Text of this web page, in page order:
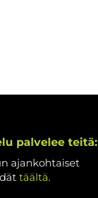
palvelee teitä:
ajankohtaiset
täältä.